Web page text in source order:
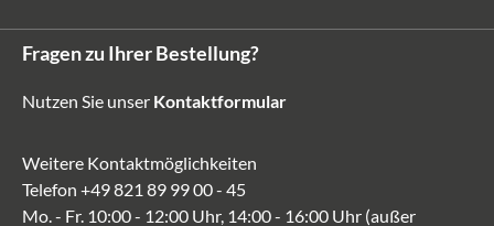
Fragen zu Ihrer Bestellung?
Nutzen Sie unser Kontaktformular
Weitere Kontaktmöglichkeiten
Telefon +49 821 89 99 00 - 45
Mo. - Fr. 10:00 - 12:00 Uhr, 14:00 - 16:00 Uhr (außer